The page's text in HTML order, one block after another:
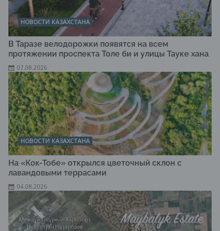
НОВОСТИ КАЗАХСТАНА
В Таразе велодорожки появятся на всем
протяжении проспекта Толе би и улицы Тауке хана
07.08.2026
НОВОСТИ КАЗАХСТАНА
На «Кок-Тобе» открылся цветочный склон с
лавандовыми террасами
04.08.2026